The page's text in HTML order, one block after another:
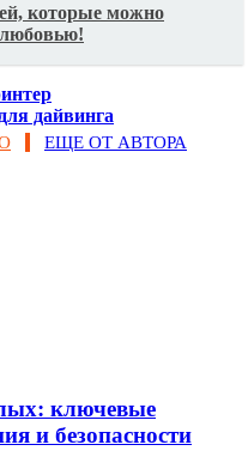
которые можно
дайвинга
ЕЩЕ ОТ АВТОРА
ключевые
и безопасности